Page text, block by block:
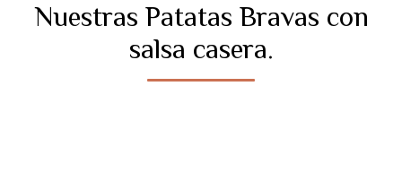
Nuestras Patatas Bravas con
salsa casera.